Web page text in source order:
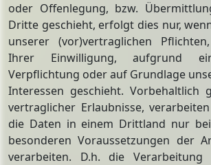
oder Offenlegung, bzw.
Dritte geschieht, erfolgt dies nur,
unserer (vor)vertraglichen
Ihrer Einwilligung, aufgrund
Verpflichtung oder auf Grundlage
Interessen geschieht. Vorbehaltlich
vertraglicher Erlaubnisse,
die Daten in einem Drittland nur
besonderen Voraussetzungen der
verarbeiten. D.h. die